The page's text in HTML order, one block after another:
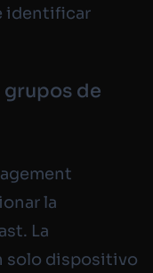
identificar
de
la
La
solo dispositivo